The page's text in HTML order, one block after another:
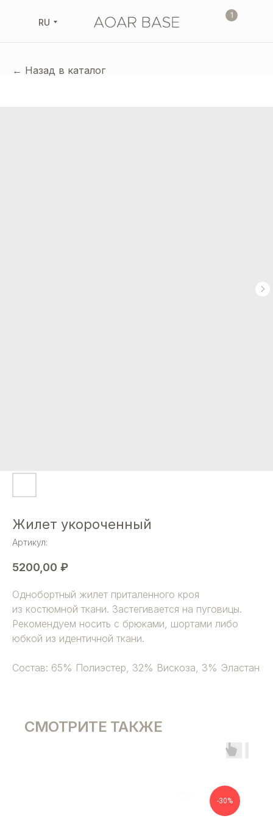
1
RU
← Назад в каталог
Жилет укороченный
Артикул:
5200,00 ₽
Однобортный жилет приталенного кроя
из костюмной ткани. Застегивается на пуговицы.
Рекомендуем носить с брюками, шортами либо
юбкой из идентичной ткани.
Состав: 65% Полиэстер, 32% Вискоза, 3% Эластан
СМОТРИТЕ ТАКЖЕ
-30%